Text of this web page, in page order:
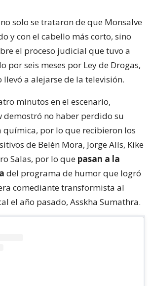
solo se trataron de que Monsalve
y con el cabello más corto, sino
el proceso judicial que tuvo a
por seis meses por Ley de Drogas,
a alejarse de la televisión.
minutos en el escenario,
demostró no haber perdido su
química, por lo que recibieron los
de Belén Mora, Jorge Alís, Kike
Salas, por lo que pasan a la
del programa de humor que logró
comediante transformista al
el año pasado, Asskha Sumathra.